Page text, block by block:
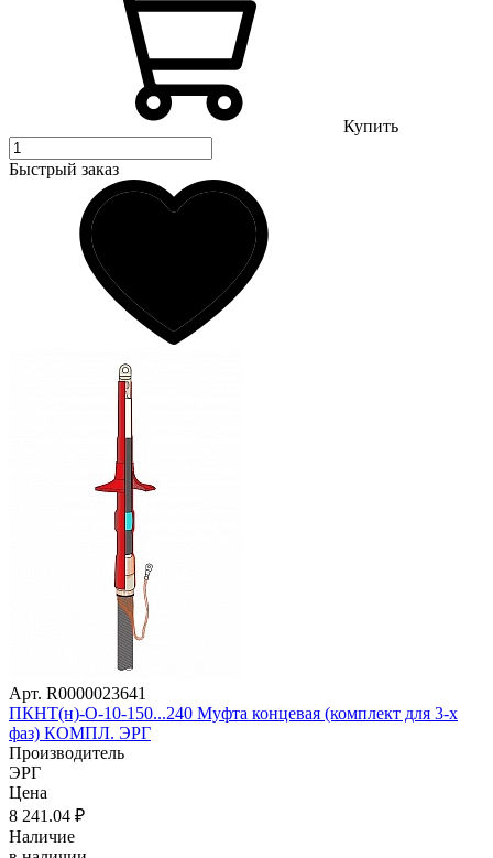
Купить
Быстрый заказ
Арт. R0000023641
ПКНТ(н)-О-10-150...240 Муфта концевая (комплект для 3-х
фаз) КОМПЛ. ЭРГ
Производитель
ЭРГ
Цена
8 241 .04 ₽
Наличие